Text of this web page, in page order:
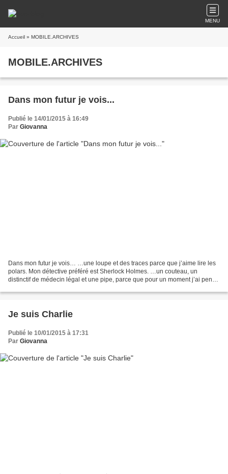
MENU
Accueil » MOBILE.ARCHIVES
MOBILE.ARCHIVES
Dans mon futur je vois...
Publié le 14/01/2015 à 16:49
Par Giovanna
Dans mon futur je vois… …une loupe et des traces parce que j’aime lire les
polars. Mon détective préféré est Sherlock Holmes. …un couteau, un
distinctif de médecin légal et une pipe, parce que pour un moment j’ai pensé
Je suis Charlie
Publié le 10/01/2015 à 17:31
Par Giovanna